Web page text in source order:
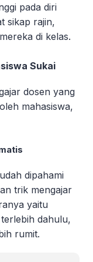
pada diri
sikap rajin,
di kelas.
Sukai
dosen yang
mahasiswa,
dipahami
trik mengajar
yaitu
dahulu,
rumit.